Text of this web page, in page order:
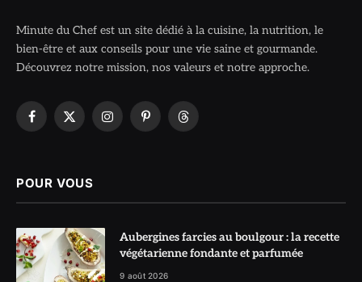
Minute du Chef est un site dédié à la cuisine, la nutrition, le
bien-être et aux conseils pour une vie saine et gourmande.
Découvrez notre mission, nos valeurs et notre approche.
Facebook
X
InstagramPinterestThreads
POUR VOUS
Aubergines farcies au boulgour : la recette
végétarienne fondante et parfumée
9 août 2026